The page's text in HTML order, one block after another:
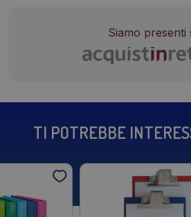
Siamo presenti
TI POTREBBE